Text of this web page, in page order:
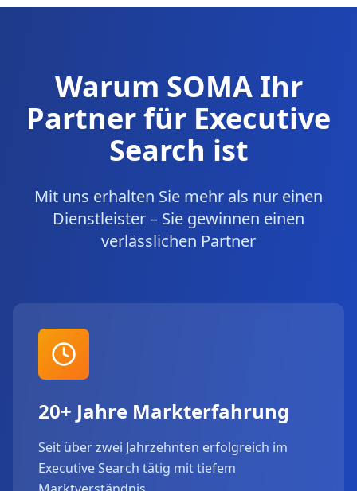
Warum SOMA Ihr
Partner für Executive
Search ist
Mit uns erhalten Sie mehr als nur einen
Dienstleister – Sie gewinnen einen
verlässlichen Partner
20+ Jahre Markterfahrung
Seit über zwei Jahrzehnten erfolgreich im
Executive Search tätig mit tiefem